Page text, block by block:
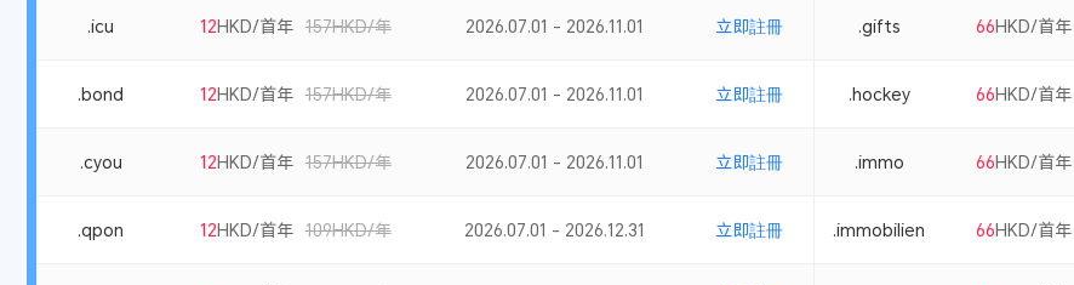
.icu 12HKD/首年 157HKD/年 2026.07.01 - 2026.11.01 立即註冊
.bond 12HKD/首年 157HKD/年 2026.07.01 - 2026.11.01 立即註冊
.cyou 12HKD/首年 157HKD/年 2026.07.01 - 2026.11.01 立即註冊
.qpon 12HKD/首年 109HKD/年 2026.07.01 - 2026.12.31 立即註冊
.gifts 66HKD/首年
.hockey 66HKD/首年
.immo 66HKD/首年
.immobilien 66HKD/首年